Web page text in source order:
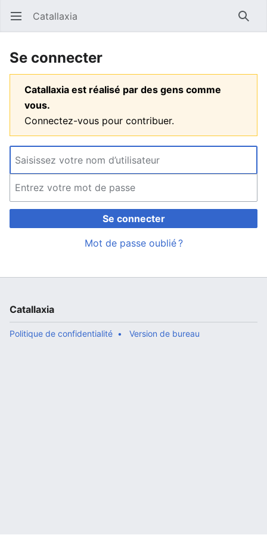
Ouvrir le menu principal Catallaxia
Se connecter
Catallaxia est réalisé par des gens comme
vous.
Connectez-vous pour contribuer.
Se connecter
Mot de passe oublié ?
Catallaxia
Politique de confidentialité Version de bureau